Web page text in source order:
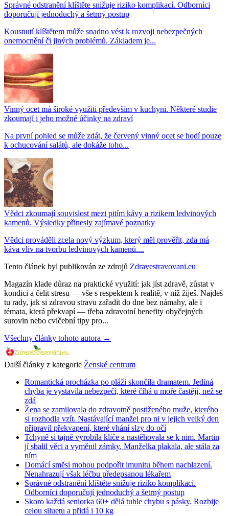
Správné odstranění klíštěte snižuje riziko komplikací. Odborníci
doporučují jednoduchý a šetrný postup
Kousnutí klíštětem může snadno vést k rozvoji nebezpečných
onemocnění či jiných problémů. Základem je...
Vinný ocet má široké využití především v kuchyni. Některé studie
zkoumají i jeho možné účinky na zdraví
Na první pohled se může zdát, že červený vinný ocet se hodí pouze
k ochucování salátů, ale dokáže toho...
Vědci zkoumají souvislost mezi pitím kávy a rizikem ledvinových
kamenů. Výsledky přinesly zajímavé poznatky
Vědci prováděli zcela nový výzkum, který měl prověřit, zda má
káva vliv na tvorbu ledvinových kamenů....
Tento článek byl publikován ze zdrojů Zdravestravovani.eu
Magazín klade důraz na praktické využití: jak jíst zdravě, zůstat v
kondici a čelit stresu — vše s respektem k realitě, v níž žiješ. Najdeš
tu rady, jak si zdravou stravu zařadit do dne bez námahy, ale i
témata, která překvapí — třeba zdravotní benefity obyčejných
surovin nebo cvičební tipy pro...
Všechny články tohoto autora →
Další články z kategorie Ženské centrum
Romantická procházka po pláži skončila dramatem. Jediná
chyba je vystavila nebezpečí, které číhá u moře častěji, než se
zdá
Žena se zamilovala do zdravotně postiženého muže, kterého
si rozhodla vzít. Nastávající manžel pro ni v jejich velký den
připravil překvapení, které vhání slzy do očí
Tchyně si tajně vyrobila klíče a nastěhovala se k nim. Martin
jí sbalil věci a vyměnil zámky. Manželka plakala, ale stála za
ním
Domácí směsi mohou podpořit imunitu během nachlazení.
Nenahrazují však léčbu předepsanou lékařem
Správné odstranění klíštěte snižuje riziko komplikací.
Odborníci doporučují jednoduchý a šetrný postup
Skoro každá seniorka 60+ dělá tuhle chybu s pásky. Rozbije
celou siluetu a přidá i 10 kg